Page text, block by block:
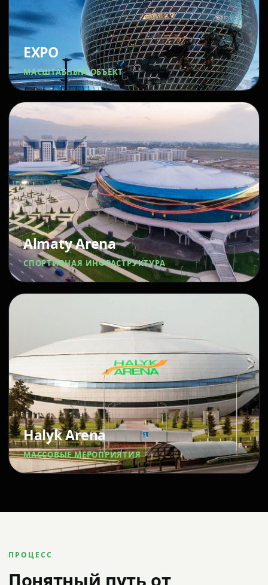
EXPO
МАСШТАБНЫЙ ОБЪЕКТ
Almaty Arena
СПОРТИВНАЯ ИНФРАСТРУКТУРА
Halyk Arena
МАССОВЫЕ МЕРОПРИЯТИЯ
ПРОЦЕСС
Понятный путь от